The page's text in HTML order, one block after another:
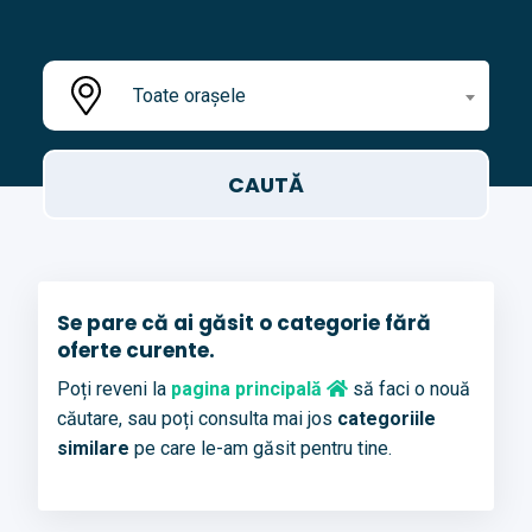
Toate orașele
Se pare că ai găsit o categorie fără
oferte curente.
Poți reveni la pagina principală
să faci o nouă
căutare, sau poți consulta mai jos categoriile
similare pe care le-am găsit pentru tine.